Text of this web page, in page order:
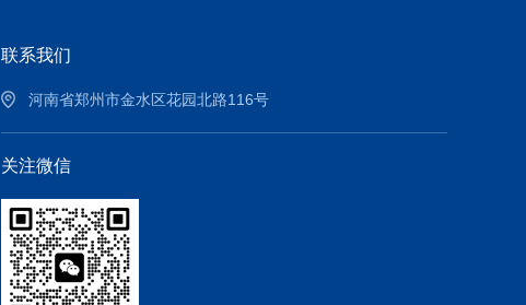
联系我们
河南省郑州市金水区花园北路116号
关注微信